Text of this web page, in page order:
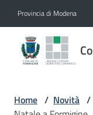
Provincia di Modena
di
Home / Novità /